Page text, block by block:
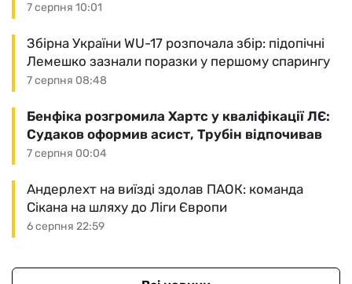
7 серпня 10:01
7 серпня 08:48
Збірна України WU-17 розпочала збір: підопічні
Лемешко зазнали поразки у першому спарингу
7 серпня 00:04
Бенфіка розгромила Хартс у кваліфікації ЛЄ:
Судаков оформив асист, Трубін відпочивав
6 серпня 22:59
Андерлехт на виїзді здолав ПАОК: команда
Сікана на шляху до Ліги Європи